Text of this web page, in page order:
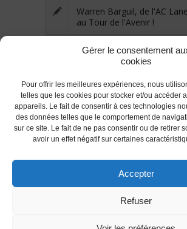
Gérer le consentement
cookies
Pour offrir les meilleures expériences, nous
telles que les cookies pour stocker et/ou accéder
appareils. Le fait de consentir à ces technologies
des données telles que le comportement de
sur ce site. Le fait de ne pas consentir ou de retirer
avoir un effet négatif sur certaines
Accepter
Refuser
Warren Barguil, de l'AC
au Tour de l'Avenir !
RETOUR
réservés.
- Politique de